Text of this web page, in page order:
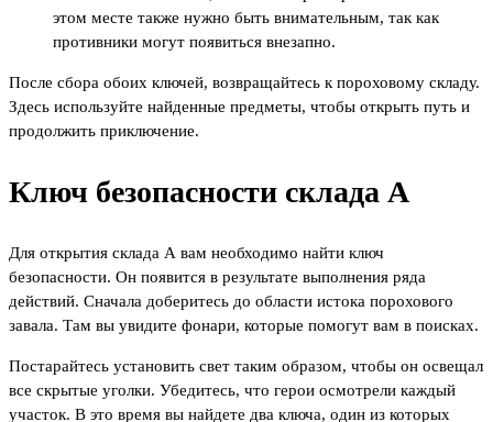
этом месте также нужно быть внимательным, так как
противники могут появиться внезапно.
После сбора обоих ключей, возвращайтесь к пороховому складу.
Здесь используйте найденные предметы, чтобы открыть путь и
продолжить приключение.
Ключ безопасности склада А
Для открытия склада А вам необходимо найти ключ
безопасности. Он появится в результате выполнения ряда
действий. Сначала доберитесь до области истока порохового
завала. Там вы увидите фонари, которые помогут вам в поисках.
Постарайтесь установить свет таким образом, чтобы он освещал
все скрытые уголки. Убедитесь, что герои осмотрели каждый
участок. В это время вы найдете два ключа, один из которых